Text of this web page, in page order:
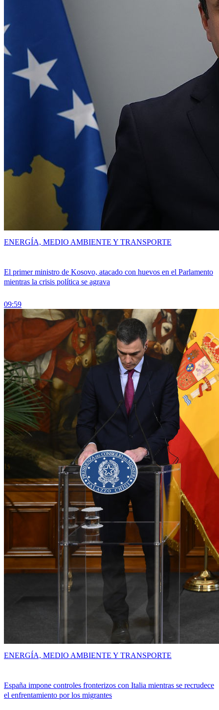
El primer ministro de Kosovo, atacado con huevos en el Parlamento
mientras la crisis política se agrava
09:59
ENERGÍA, MEDIO AMBIENTE Y TRANSPORTE
España impone controles fronterizos con Italia mientras se recrudece
el enfrentamiento por los migrantes
ENERGÍA, MEDIO AMBIENTE Y TRANSPORTE